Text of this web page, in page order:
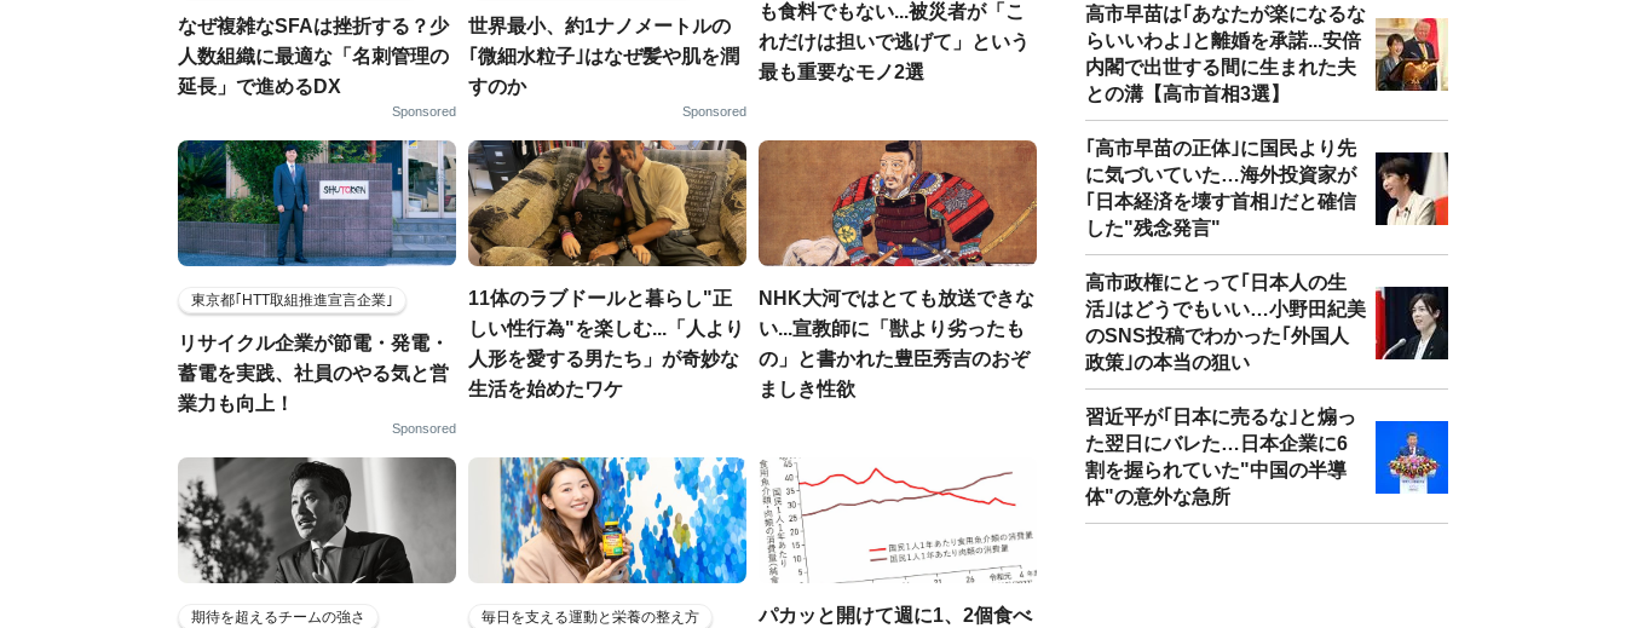
なぜ複雑なSFAは挫折する？少
人数組織に最適な「名刺管理の
延長」で進めるDX
Sponsored
世界最小、約1ナノメートルの
｢微細水粒子｣はなぜ髪や肌を潤
すのか
Sponsored
も食料でもない...被災者が「こ
れだけは担いで逃げて」という
最も重要なモノ2選
東京都｢HTT取組推進宣言企業｣
リサイクル企業が節電・発電・
蓄電を実践、社員のやる気と営
業力も向上！
Sponsored
11体のラブドールと暮らし"正
しい性行為"を楽しむ...「人より
人形を愛する男たち」が奇妙な
生活を始めたワケ
NHK大河ではとても放送できな
い...宣教師に「獣より劣ったも
の」と書かれた豊臣秀吉のおぞ
ましき性欲
期待を超えるチームの強さ 毎日を支える運動と栄養の整え方 パカッと開けて週に1、2個食べ
高市早苗は｢あなたが楽になるな
らいいわよ｣と離婚を承諾...安倍
内閣で出世する間に生まれた夫
との溝【高市首相3選】
｢高市早苗の正体｣に国民より先
に気づいていた…海外投資家が
｢日本経済を壊す首相｣だと確信
した"残念発言"
高市政権にとって｢日本人の生
活｣はどうでもいい…小野田紀美
のSNS投稿でわかった｢外国人
政策｣の本当の狙い
習近平が｢日本に売るな｣と煽っ
た翌日にバレた…日本企業に6
割を握られていた"中国の半導
体"の意外な急所